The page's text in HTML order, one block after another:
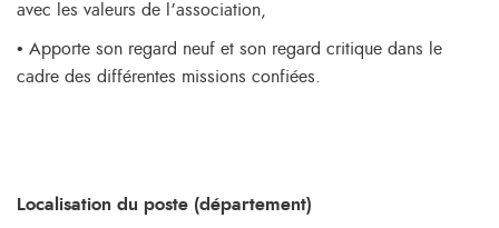
avec les valeurs de l’association,
• Apporte son regard neuf et son regard critique dans le
cadre des différentes missions confiées.
Localisation du poste (département)